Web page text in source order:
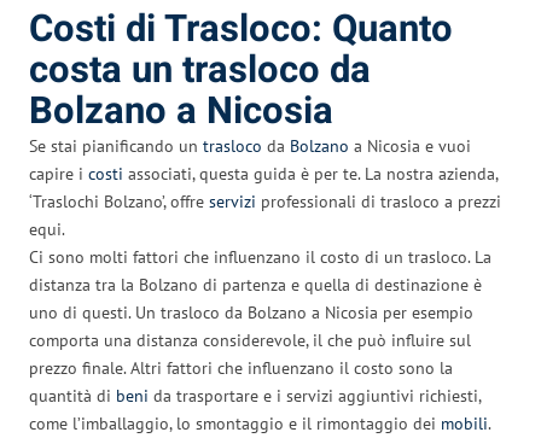
Costi di Trasloco: Quanto
costa un trasloco da
Bolzano a Nicosia
Se stai pianificando un trasloco da Bolzano a Nicosia e vuoi
capire i costi associati, questa guida è per te. La nostra azienda,
‘Traslochi Bolzano’, offre servizi professionali di trasloco a prezzi
equi.
Ci sono molti fattori che influenzano il costo di un trasloco. La
distanza tra la Bolzano di partenza e quella di destinazione è
uno di questi. Un trasloco da Bolzano a Nicosia per esempio
comporta una distanza considerevole, il che può influire sul
prezzo finale. Altri fattori che influenzano il costo sono la
quantità di beni da trasportare e i servizi aggiuntivi richiesti,
come l’imballaggio, lo smontaggio e il rimontaggio dei mobili.